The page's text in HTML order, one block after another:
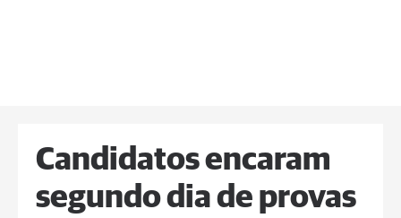
Candidatos encaram
segundo dia de provas